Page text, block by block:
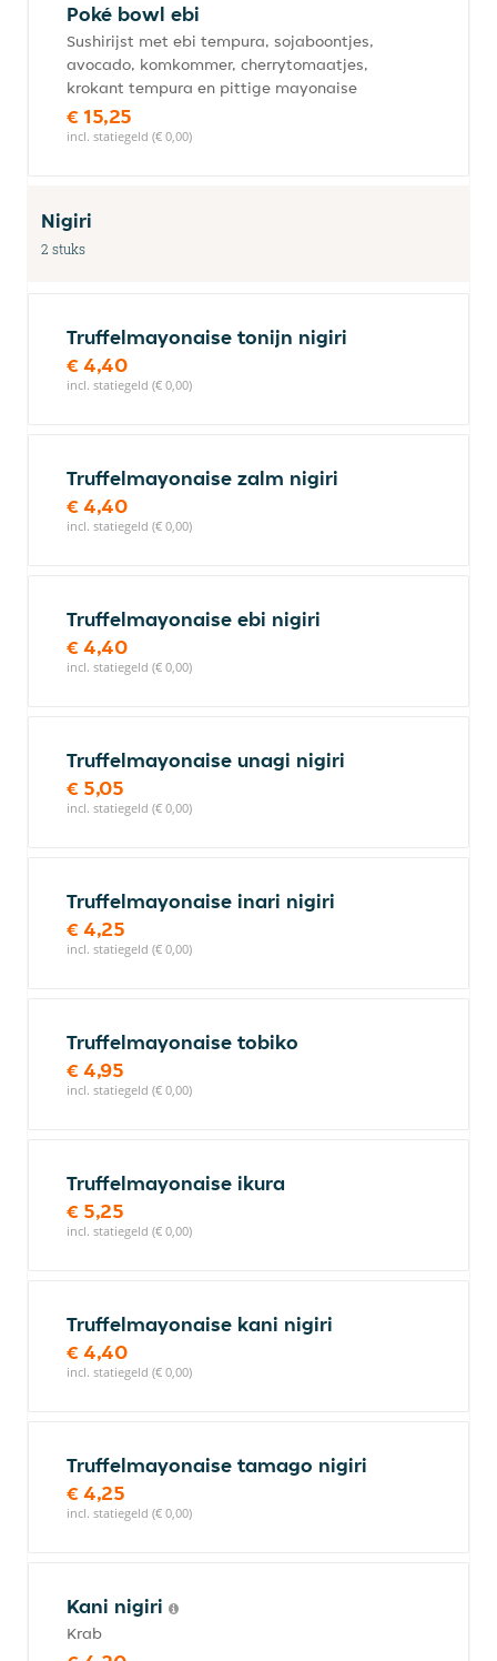
Poké bowl ebi
Sushirijst met ebi tempura, sojaboontjes,
avocado, komkommer, cherrytomaatjes,
krokant tempura en pittige mayonaise
€ 15,25
incl. statiegeld (€ 0,00)
Nigiri
2 stuks
Truffelmayonaise tonijn nigiri
€ 4,40
incl. statiegeld (€ 0,00)
Truffelmayonaise zalm nigiri
€ 4,40
incl. statiegeld (€ 0,00)
Truffelmayonaise ebi nigiri
€ 4,40
incl. statiegeld (€ 0,00)
Truffelmayonaise unagi nigiri
€ 5,05
incl. statiegeld (€ 0,00)
Truffelmayonaise inari nigiri
€ 4,25
incl. statiegeld (€ 0,00)
Truffelmayonaise tobiko
€ 4,95
incl. statiegeld (€ 0,00)
Truffelmayonaise ikura
€ 5,25
incl. statiegeld (€ 0,00)
Truffelmayonaise kani nigiri
€ 4,40
incl. statiegeld (€ 0,00)
Truffelmayonaise tamago nigiri
€ 4,25
incl. statiegeld (€ 0,00)
Kani nigiri
Krab